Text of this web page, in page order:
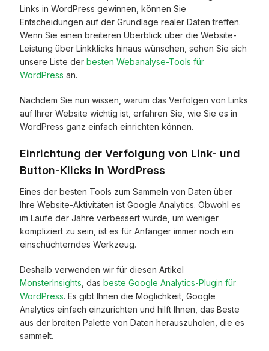
Links in WordPress gewinnen, können Sie
Entscheidungen auf der Grundlage realer Daten treffen.
Wenn Sie einen breiteren Überblick über die Website-
Leistung über Linkklicks hinaus wünschen, sehen Sie sich
unsere Liste der besten Webanalyse-Tools für
WordPress an.
Nachdem Sie nun wissen, warum das Verfolgen von Links
auf Ihrer Website wichtig ist, erfahren Sie, wie Sie es in
WordPress ganz einfach einrichten können.
Einrichtung der Verfolgung von Link- und
Button-Klicks in WordPress
Eines der besten Tools zum Sammeln von Daten über
Ihre Website-Aktivitäten ist Google Analytics. Obwohl es
im Laufe der Jahre verbessert wurde, um weniger
kompliziert zu sein, ist es für Anfänger immer noch ein
einschüchterndes Werkzeug.
Deshalb verwenden wir für diesen Artikel
MonsterInsights , das beste Google Analytics-Plugin für
WordPress. Es gibt Ihnen die Möglichkeit, Google
Analytics einfach einzurichten und hilft Ihnen, das Beste
aus der breiten Palette von Daten herauszuholen, die es
sammelt.